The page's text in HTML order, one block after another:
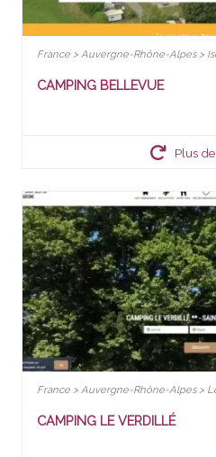
France > Auvergne-Rhône-Alpes >
CAMPING BELLEVUE
Plus
France > Auvergne-Rhône-Alpes >
CAMPING LE VERDILLÉ